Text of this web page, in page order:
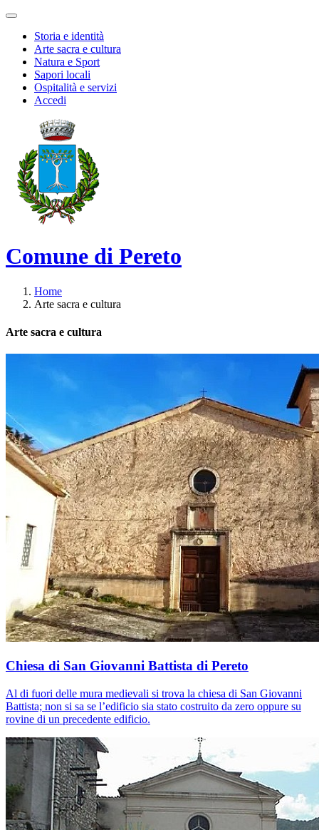
Storia e identità
Arte sacra e cultura
Natura e Sport
Sapori locali
Ospitalità e servizi
Accedi
Comune di Pereto
Home
Arte sacra e cultura
Arte sacra e cultura
Chiesa di San Giovanni Battista di Pereto
Al di fuori delle mura medievali si trova la chiesa di San Giovanni
Battista; non si sa se l’edificio sia stato costruito da zero oppure su
rovine di un precedente edificio.